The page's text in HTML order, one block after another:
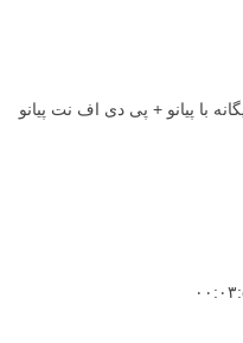
با پیانو + پی دی اف نت پیانو